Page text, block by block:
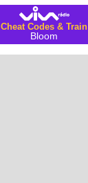
Cheat Codes & Train
Bloom